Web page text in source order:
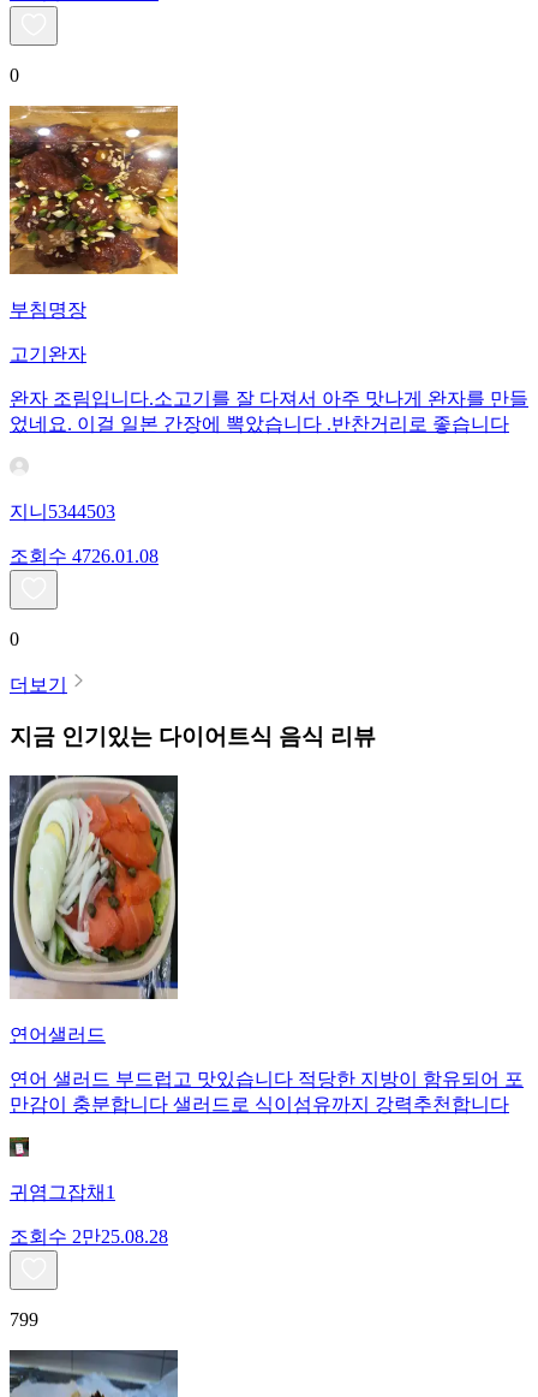
0
부침명장
고기완자
완자 조림입니다.소고기를 잘 다져서 아주 맛나게 완자를 만들
었네요. 이걸 일본 간장에 뽁았습니다 .반찬거리로 좋습니다
지니5344503
조회수 4726.01.08
0
더보기
지금 인기있는 다이어트식 음식 리뷰
연어샐러드
연어 샐러드 부드럽고 맛있습니다 적당한 지방이 함유되어 포
만감이 충분합니다 샐러드로 식이섬유까지 강력추천합니다
귀염그잡채1
조회수 2만25.08.28
799